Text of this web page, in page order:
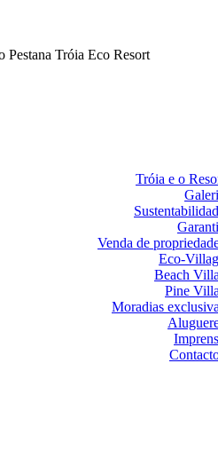
Pestana Tróia Eco Resort
Tróia e o
Venda de
Eco-
Beach
Pine
Moradias